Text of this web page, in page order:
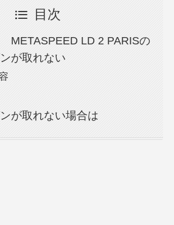
目次
METASPEED LD 2 PARISの
が取れない
が取れない場合は